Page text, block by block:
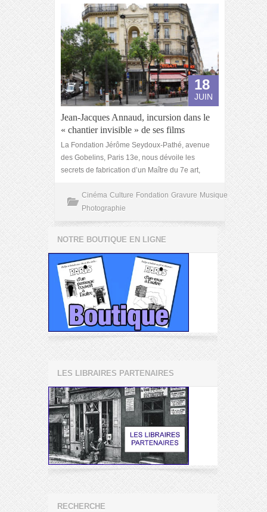
18
JUIN
Jean-Jacques Annaud, incursion dans le
« chantier invisible » de ses films
La Fondation Jérôme Seydoux-Pathé, avenue
des Gobelins, Paris 13e, nous dévoile les
secrets de fabrication d’un Maître du 7e art,
Cinéma Culture Fondation Gravure Musique
Photographie
NOTRE BOUTIQUE EN LIGNE
LES LIBRAIRES PARTENAIRES
RECHERCHE